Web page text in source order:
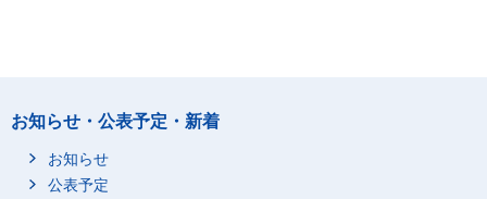
お知らせ・公表予定・新着
お知らせ
公表予定